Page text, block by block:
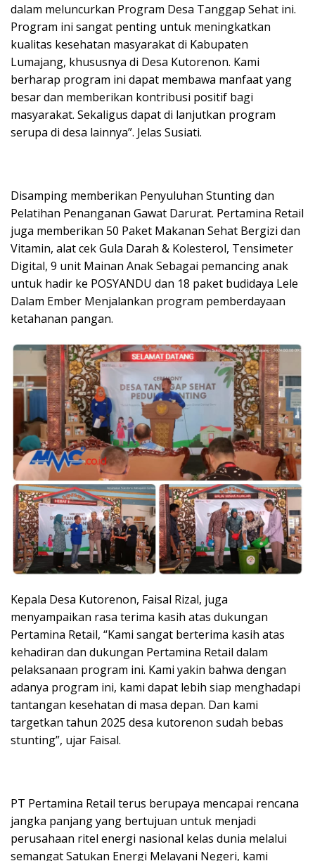
dalam meluncurkan Program Desa Tanggap Sehat ini.
Program ini sangat penting untuk meningkatkan
kualitas kesehatan masyarakat di Kabupaten
Lumajang, khususnya di Desa Kutorenon. Kami
berharap program ini dapat membawa manfaat yang
besar dan memberikan kontribusi positif bagi
masyarakat. Sekaligus dapat di lanjutkan program
serupa di desa lainnya”. Jelas Susiati.
Disamping memberikan Penyuluhan Stunting dan
Pelatihan Penanganan Gawat Darurat. Pertamina Retail
juga memberikan 50 Paket Makanan Sehat Bergizi dan
Vitamin, alat cek Gula Darah & Kolesterol, Tensimeter
Digital, 9 unit Mainan Anak Sebagai pemancing anak
untuk hadir ke POSYANDU dan 18 paket budidaya Lele
Dalam Ember Menjalankan program pemberdayaan
ketahanan pangan.
Kepala Desa Kutorenon, Faisal Rizal, juga
menyampaikan rasa terima kasih atas dukungan
Pertamina Retail, “Kami sangat berterima kasih atas
kehadiran dan dukungan Pertamina Retail dalam
pelaksanaan program ini. Kami yakin bahwa dengan
adanya program ini, kami dapat lebih siap menghadapi
tantangan kesehatan di masa depan. Dan kami
targetkan tahun 2025 desa kutorenon sudah bebas
stunting”, ujar Faisal.
PT Pertamina Retail terus berupaya mencapai rencana
jangka panjang yang bertujuan untuk menjadi
perusahaan ritel energi nasional kelas dunia melalui
semangat Satukan Energi Melayani Negeri, kami